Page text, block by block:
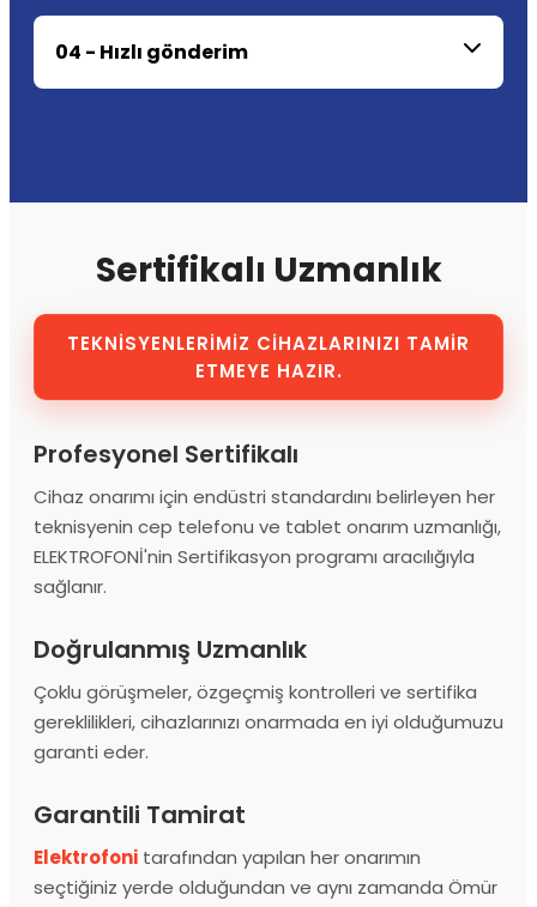
04 - Hızlı gönderim
Sertifikalı Uzmanlık
TEKNİSYENLERİMİZ CİHAZLARINIZI TAMİR
ETMEYE HAZIR.
Profesyonel Sertifikalı
Cihaz onarımı için endüstri standardını belirleyen her
teknisyenin cep telefonu ve tablet onarım uzmanlığı,
ELEKTROFONİ'nin Sertifikasyon programı aracılığıyla
sağlanır.
Doğrulanmış Uzmanlık
Çoklu görüşmeler, özgeçmiş kontrolleri ve sertifika
gereklilikleri, cihazlarınızı onarmada en iyi olduğumuzu
garanti eder.
Garantili Tamirat
Elektrofoni tarafından yapılan her onarımın
seçtiğiniz yerde olduğundan ve aynı zamanda Ömür